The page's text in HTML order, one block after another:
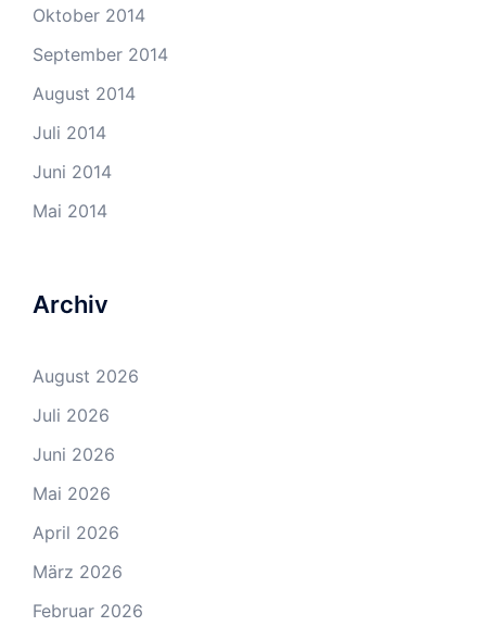
Oktober 2014
September 2014
August 2014
Juli 2014
Juni 2014
Mai 2014
Archiv
August 2026
Juli 2026
Juni 2026
Mai 2026
April 2026
März 2026
Februar 2026